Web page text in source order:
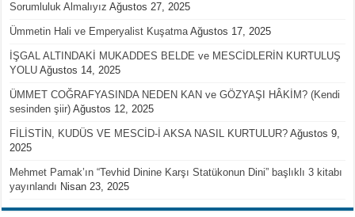
Sorumluluk Almalıyız Ağustos 27, 2025
Ümmetin Hali ve Emperyalist Kuşatma Ağustos 17, 2025
İŞGAL ALTINDAKİ MUKADDES BELDE ve MESCİDLERİN KURTULUŞ
YOLU Ağustos 14, 2025
ÜMMET COĞRAFYASINDA NEDEN KAN ve GÖZYAŞI HÂKİM? (Kendi
sesinden şiir) Ağustos 12, 2025
FİLİSTİN, KUDÜS VE MESCİD-İ AKSA NASIL KURTULUR? Ağustos 9,
2025
Mehmet Pamak’ın “Tevhid Dinine Karşı Statükonun Dini” başlıklı 3 kitabı
yayınlandı Nisan 23, 2025